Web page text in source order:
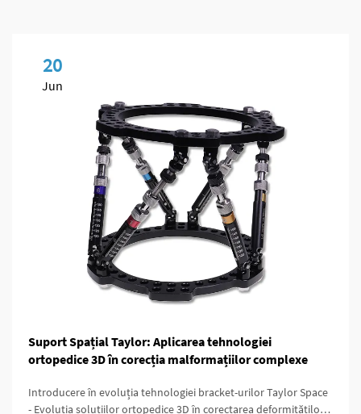
20
Jun
Suport Spațial Taylor: Aplicarea tehnologiei
ortopedice 3D în corecția malformațiilor complexe
Introducere în evoluția tehnologiei bracket-urilor Taylor Space
- Evoluția soluțiilor ortopedice 3D în corectarea deformităților